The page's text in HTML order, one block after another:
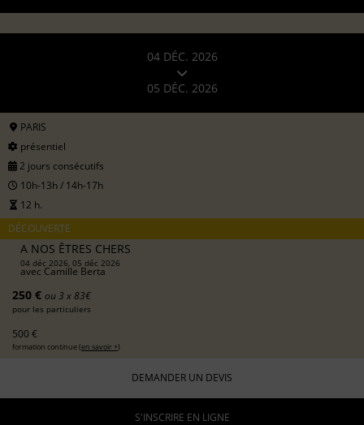
04 DÉC. 2026
05 DÉC. 2026
PARIS
présentiel
2 jours consécutifs
10h-13h / 14h-17h
12 h.
DÉCOUVERTE
A NOS ÊTRES CHERS
04 déc 2026, 05 déc 2026
avec Camille Berta
250 € ou 3 x 83€
pour les particuliers
500 €
formation continue (en savoir +)
DEMANDER UN DEVIS
S'INSCRIRE EN LIGNE